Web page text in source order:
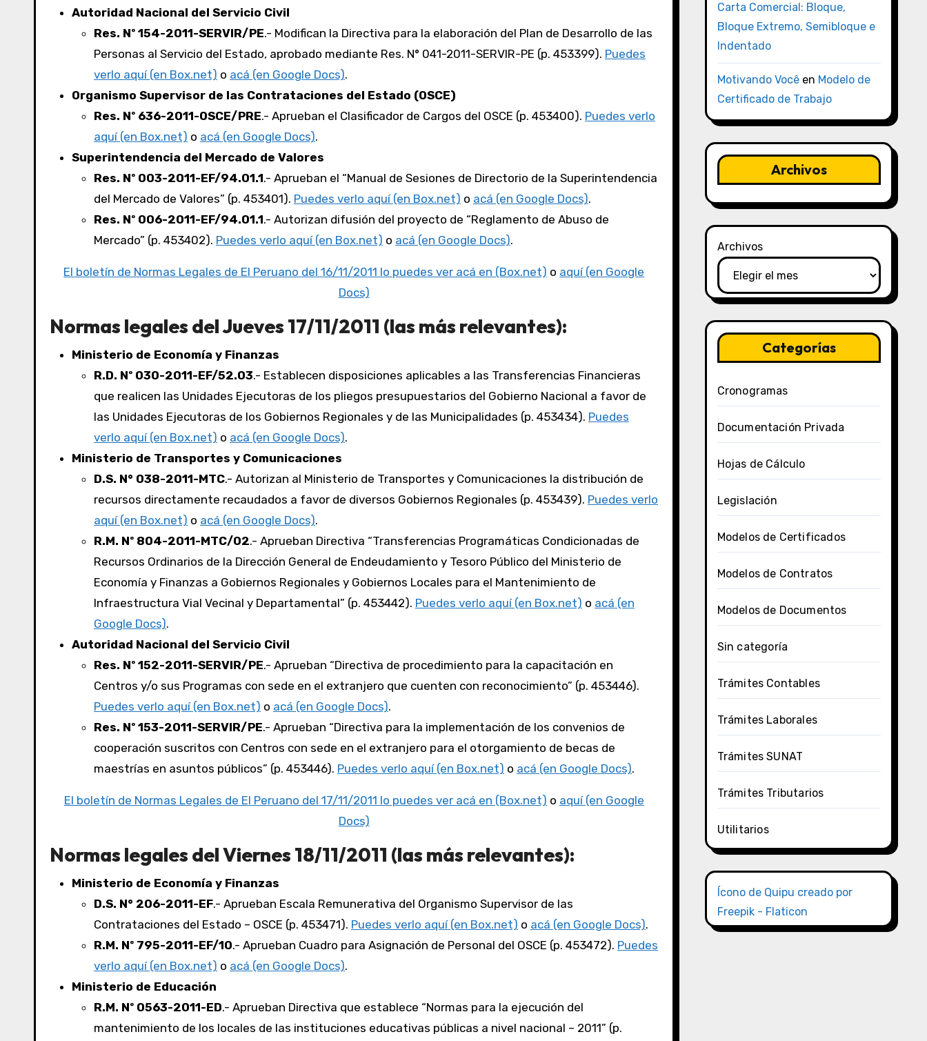
Autoridad Nacional del Servicio Civil
Res. Nº 154-2011-SERVIR/PE.- Modifican la Directiva para la elaboración del Plan de Desarrollo de las
Personas al Servicio del Estado, aprobado mediante Res. N° 041-2011-SERVIR-PE (p. 453399). Puedes
verlo aquí (en Box.net) o acá (en Google Docs).
Organismo Supervisor de las Contrataciones del Estado (OSCE)
Res. Nº 636-2011-OSCE/PRE.- Aprueban el Clasificador de Cargos del OSCE (p. 453400). Puedes verlo
aquí (en Box.net) o acá (en Google Docs).
Superintendencia del Mercado de Valores
Res. Nº 003-2011-EF/94.01.1.- Aprueban el “Manual de Sesiones de Directorio de la Superintendencia
del Mercado de Valores” (p. 453401). Puedes verlo aquí (en Box.net) o acá (en Google Docs).
Res. Nº 006-2011-EF/94.01.1.- Autorizan difusión del proyecto de “Reglamento de Abuso de
Mercado” (p. 453402). Puedes verlo aquí (en Box.net) o acá (en Google Docs).
El boletín de Normas Legales de El Peruano del 16/11/2011 lo puedes ver acá en (Box.net) o aquí (en Google
Docs)
Normas legales del Jueves 17/11/2011 (las más relevantes):
Ministerio de Economía y Finanzas
R.D. Nº 030-2011-EF/52.03.- Establecen disposiciones aplicables a las Transferencias Financieras
que realicen las Unidades Ejecutoras de los pliegos presupuestarios del Gobierno Nacional a favor de
las Unidades Ejecutoras de los Gobiernos Regionales y de las Municipalidades (p. 453434). Puedes
verlo aquí (en Box.net) o acá (en Google Docs).
Ministerio de Transportes y Comunicaciones
D.S. N° 038-2011-MTC.- Autorizan al Ministerio de Transportes y Comunicaciones la distribución de
recursos directamente recaudados a favor de diversos Gobiernos Regionales (p. 453439). Puedes verlo
aquí (en Box.net) o acá (en Google Docs).
R.M. Nº 804-2011-MTC/02.- Aprueban Directiva “Transferencias Programáticas Condicionadas de
Recursos Ordinarios de la Dirección General de Endeudamiento y Tesoro Público del Ministerio de
Economía y Finanzas a Gobiernos Regionales y Gobiernos Locales para el Mantenimiento de
Infraestructura Vial Vecinal y Departamental” (p. 453442). Puedes verlo aquí (en Box.net) o acá (en
Google Docs).
Autoridad Nacional del Servicio Civil
Res. Nº 152-2011-SERVIR/PE.- Aprueban “Directiva de procedimiento para la capacitación en
Centros y/o sus Programas con sede en el extranjero que cuenten con reconocimiento” (p. 453446).
Puedes verlo aquí (en Box.net) o acá (en Google Docs).
Res. Nº 153-2011-SERVIR/PE.- Aprueban “Directiva para la implementación de los convenios de
cooperación suscritos con Centros con sede en el extranjero para el otorgamiento de becas de
maestrías en asuntos públicos” (p. 453446). Puedes verlo aquí (en Box.net) o acá (en Google Docs).
El boletín de Normas Legales de El Peruano del 17/11/2011 lo puedes ver acá en (Box.net) o aquí (en Google
Docs)
Normas legales del Viernes 18/11/2011 (las más relevantes):
Ministerio de Economía y Finanzas
D.S. N° 206-2011-EF.- Aprueban Escala Remunerativa del Organismo Supervisor de las
Contrataciones del Estado – OSCE (p. 453471). Puedes verlo aquí (en Box.net) o acá (en Google Docs).
R.M. Nº 795-2011-EF/10.- Aprueban Cuadro para Asignación de Personal del OSCE (p. 453472). Puedes
verlo aquí (en Box.net) o acá (en Google Docs).
Ministerio de Educación
R.M. Nº 0563-2011-ED.- Aprueban Directiva que establece “Normas para la ejecución del
mantenimiento de los locales de las instituciones educativas públicas a nivel nacional – 2011” (p.
Carta Comercial: Bloque,
Bloque Extremo, Semibloque e
Indentado
Motivando Vocêen Modelo de
Certificado de Trabajo
Archivos
Archivos
Categorías
Cronogramas
Documentación Privada
Hojas de Cálculo
Legislación
Modelos de Certificados
Modelos de Contratos
Modelos de Documentos
Sin categoría
Trámites Contables
Trámites Laborales
Trámites SUNAT
Trámites Tributarios
Utilitarios
Ícono de Quipu creado por
Freepik - Flaticon